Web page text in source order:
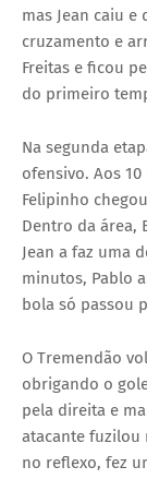
mas Jean caiu e
cruzamento e
Freitas e ficou
do primeiro
Na segunda
ofensivo. Aos
Felipinho
Dentro da área,
Jean a faz uma
minutos, Pablo
bola só passou
O Tremendão
obrigando o
pela direita e
atacante fuzilou
no reflexo, fez